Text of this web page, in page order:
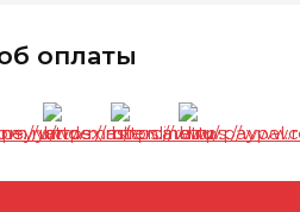
оплаты